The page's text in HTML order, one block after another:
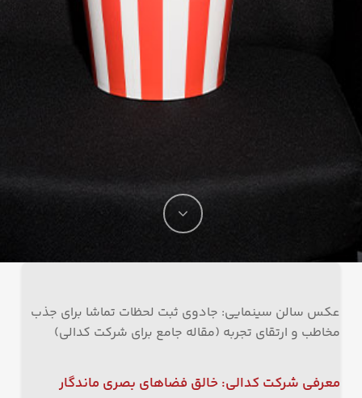
عکس سالن سینمایی: جادوی ثبت لحظات تماشا برای جذب
مخاطب و ارتقای تجربه (مقاله جامع برای شرکت کدالی)
معرفی شرکت کدالی: خالق فضاهای بصری ماندگار